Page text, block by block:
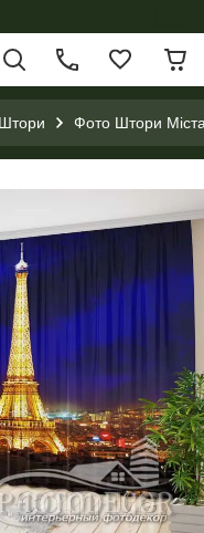
Фото Штори